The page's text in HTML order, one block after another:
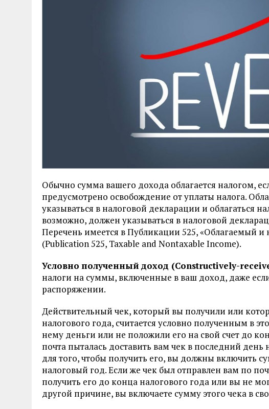
Обычно сумма вашего дохода облагается налогом,
предусмотрено освобождение от уплаты налога.
указываться в налоговой декларации и облагаться
возможно, должен указываться в налоговой
Перечень имеется в Публикации 525, «Облагаемый
(Publication 525, Taxable and Nontaxable Income).
Условно полученный доход (Constructively-
налоги на суммы, включенные в ваш доход, даже
распоряжении.
Действительный чек, который вы получили или
налогового года, считается условно полученным в
нему деньги или не положили его на свой счет до
почта пыталась доставить вам чек в последний
для того, чтобы получить его, вы должны включить
налоговый год. Если же чек был отправлен вам по
получить его до конца налогового года или вы не
другой причине, вы включаете сумму этого чека в